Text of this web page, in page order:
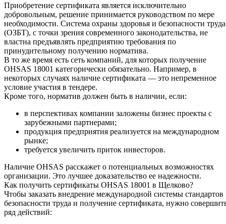
Приобретение сертификата является исключительно
добровольным, решение принимается руководством по мере
необходимости. Система охраны здоровья и безопасности труда
(ОЗБТ), с точки зрения современного законодательства, не
властна предъявлять предприятию требования по
принудительному получению норматива.
В то же время есть сеть компаний, для которых получение
OHSAS 18001 категорически обязательно. Например, в
некоторых случаях наличие сертификата — это непременное
условие участия в тендере.
Кроме того, норматив должен быть в наличии, если:
в перспективах компании заложены бизнес проекты с
зарубежными партнерами;
продукция предприятия реализуется на международном
рынке;
требуется увеличить приток инвесторов.
Наличие OHSAS расскажет о потенциальных возможностях
организации. Это лучшее доказательство ее надежности.
Как получить сертификаты OHSAS 18001 в Щелково?
Чтобы заказать внедрение международной системы стандартов
безопасности труда и получение сертификата, нужно
ряд действий: